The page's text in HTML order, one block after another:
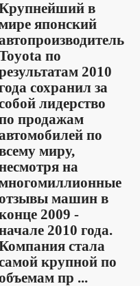
в
японский
по
2010
сохранил за
лидерство
продажам
по
миру,
на
машин в
2009 -
2010 года.
стала
крупной по
пр ...